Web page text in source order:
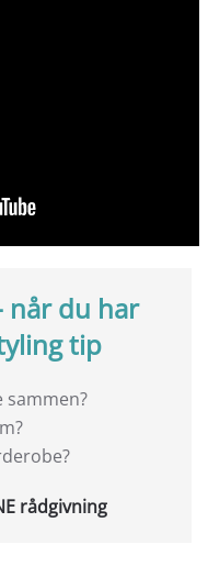
når du har
tip
rådgivning